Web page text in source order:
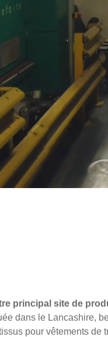
principal site de
dans le Lancashire,
pour vêtements de